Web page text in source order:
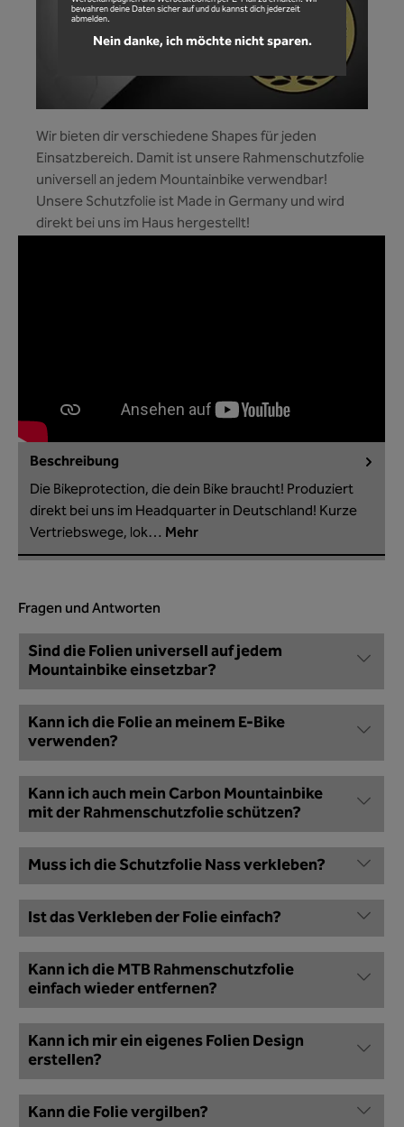
Wir bieten dir verschiedene Shapes für jeden
Einsatzbereich. Damit ist unsere Rahmenschutzfolie
universell an jedem Mountainbike verwendbar!
Unsere Schutzfolie ist Made in Germany und wird
direkt bei uns im Haus hergestellt!
Beschreibung
Die Bikeprotection, die dein Bike braucht! Produziert
direkt bei uns im Headquarter in Deutschland! Kurze
Vertriebswege, lok… Mehr
Fragen und Antworten
Sind die Folien universell auf jedem
Mountainbike einsetzbar?
Kann ich die Folie an meinem E-Bike
verwenden?
Kann ich auch mein Carbon Mountainbike
mit der Rahmenschutzfolie schützen?
Muss ich die Schutzfolie Nass verkleben?
Ist das Verkleben der Folie einfach?
Kann ich die MTB Rahmenschutzfolie
einfach wieder entfernen?
Kann ich mir ein eigenes Folien Design
erstellen?
Kann die Folie vergilben?
bewahren deine Daten sicher auf und du kannst dich jederzeit
abmelden.
Nein danke, ich möchte nicht sparen.